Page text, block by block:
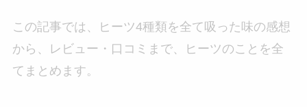
この記事では、ヒーツ4種類を全て吸った味の感想
から、レビュー・口コミまで、ヒーツのことを全
てまとめます。